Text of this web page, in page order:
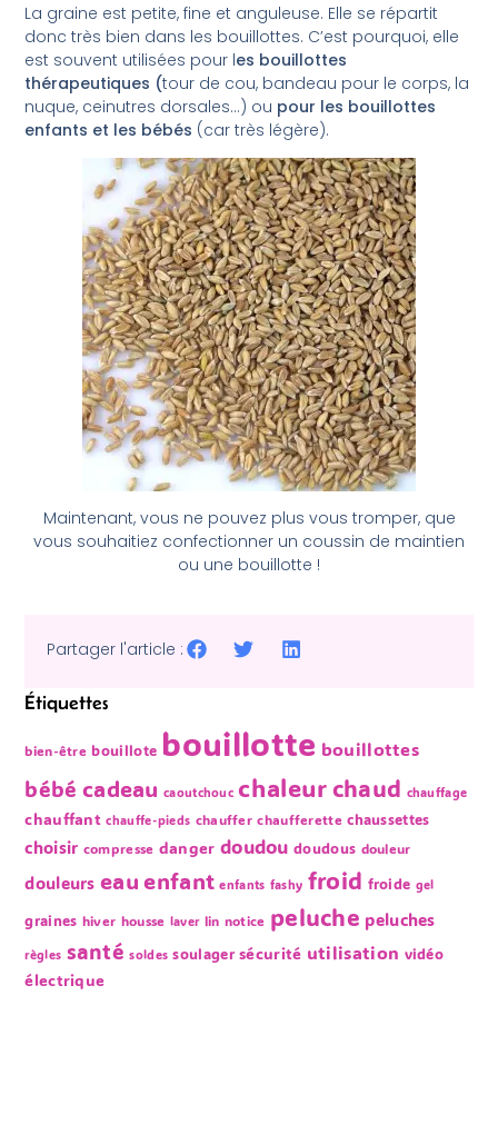
La graine est petite, fine et anguleuse. Elle se répartit
donc très bien dans les bouillottes. C’est pourquoi, elle
est souvent utilisées pour les bouillottes
thérapeutiques (tour de cou, bandeau pour le corps, la
nuque, ceinutres dorsales…) ou pour les bouillottes
enfants et les bébés (car très légère).
Maintenant, vous ne pouvez plus vous tromper, que
vous souhaitiez confectionner un coussin de maintien
ou une bouillotte !
Partager l'article :
Étiquettes
bien-être bouillote bouillotte bouillottes
bébé cadeau caoutchouc chaleurchaud chauffage
chauffant chauffe-pieds chauffer chaufferette chaussettes
choisir compresse danger doudou doudous douleur
douleurs eau enfant enfants fashy froid froide gel
graines hiver housse laver lin notice peluche peluches
règles santé soldes soulager sécurité utilisation vidéo
électrique